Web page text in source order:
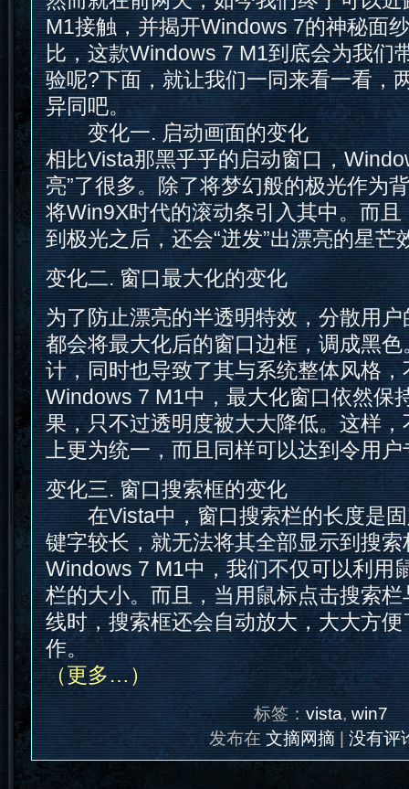
M1接触，并揭开Windows 7的神秘面
比，这款Windows 7 M1到底会为我们
验呢?下面，就让我们一同来看一看，
异同吧。
变化一. 启动画面的变化
相比Vista那黑乎乎的启动窗口，
亮”了很多。除了将梦幻般的极光作为
将Win9X时代的滚动条引入其中。而且
到极光之后，还会“迸发”出漂亮的星芒
变化二. 窗口最大化的变化
为了防止漂亮的半透明特效，分散用
都会将最大化后的窗口边框，调成黑
计，同时也导致了其与系统整体风格
Windows 7 M1中，最大化窗口依然保
果，只不过透明度被大大降低。这样
上更为统一，而且同样可以达到令用
变化三. 窗口搜索框的变化
在Vista中，窗口搜索栏的长度是固
键字较长，就无法将其全部显示到搜
Windows 7 M1中，我们不仅可以利用
栏的大小。而且，当用鼠标点击搜索
线时，搜索框还会自动放大，大大方
作。
（更多…）
标签： vista,win7
发布在 文摘网摘|没有评